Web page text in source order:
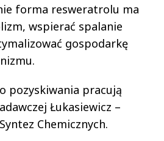
forma resweratrolu ma
wspierać spalanie
gospodarkę
pozyskiwania pracują
Łukasiewicz –
Chemicznych.